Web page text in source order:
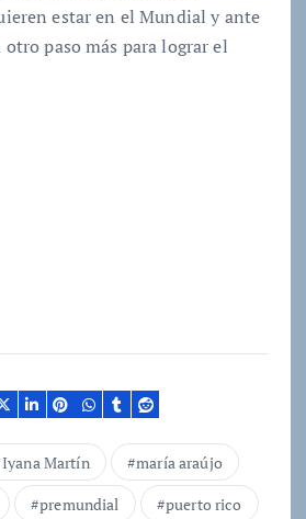
estar en el Mundial y ante
paso más para lograr el
Iyana Martín
maría araújo
premundial
puerto rico